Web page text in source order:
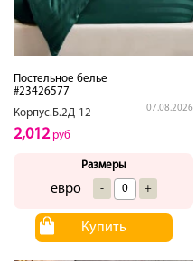
Постельное белье
#23426577
Корпус.Б.2Д-12
07.08.2026
2,012руб
Размеры
евро - +
Купить